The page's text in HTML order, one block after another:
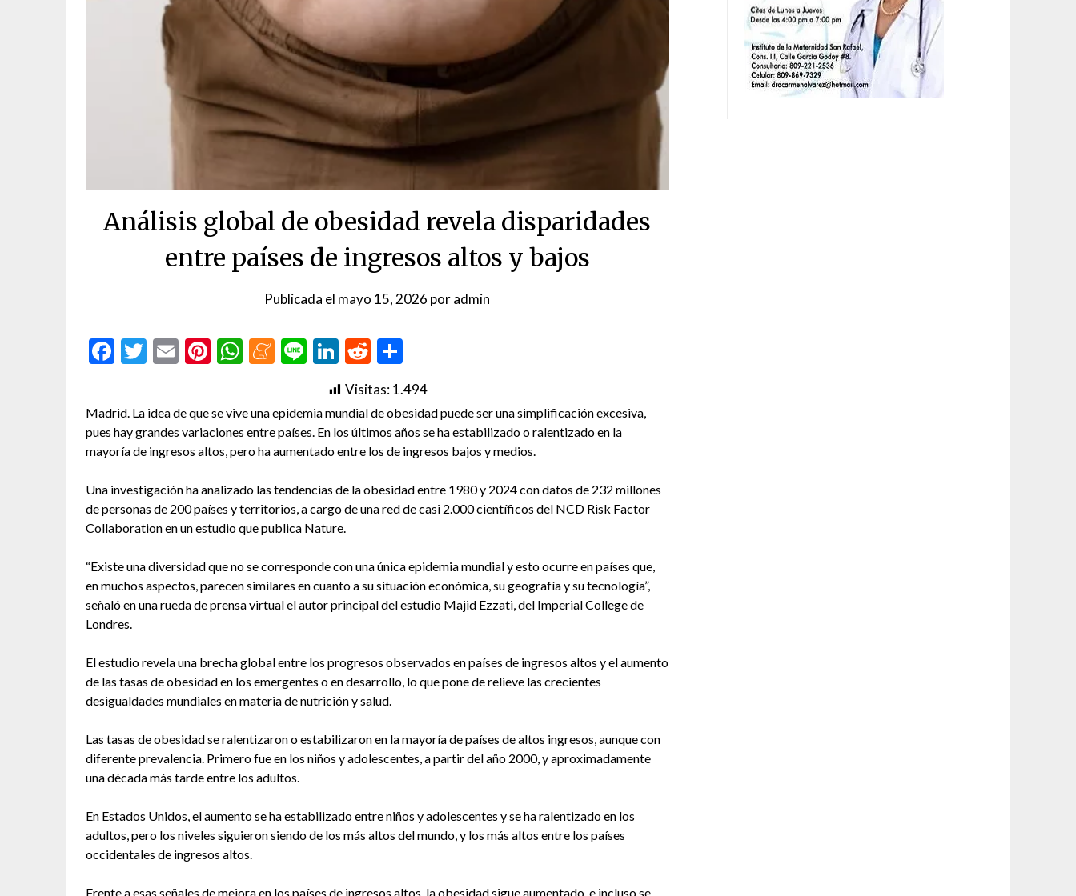
Análisis global de obesidad revela disparidades
entre países de ingresos altos y bajos
Publicada el mayo 15, 2026 poradmin
Facebook
Twitter
EmailPinterest
WhatsApp
Meneame
LineLinkedIn
Reddit
Visitas:1.494
Madrid. La idea de que se vive una epidemia mundial de obesidad puede ser una simplificación excesiva,
pues hay grandes variaciones entre países. En los últimos años se ha estabilizado o ralentizado en la
mayoría de ingresos altos, pero ha aumentado entre los de ingresos bajos y medios.
Una investigación ha analizado las tendencias de la obesidad entre 1980 y 2024 con datos de 232 millones
de personas de 200 países y territorios, a cargo de una red de casi 2.000 científicos del NCD Risk Factor
Collaboration en un estudio que publica Nature.
“Existe una diversidad que no se corresponde con una única epidemia mundial y esto ocurre en países que,
en muchos aspectos, parecen similares en cuanto a su situación económica, su geografía y su tecnología”,
señaló en una rueda de prensa virtual el autor principal del estudio Majid Ezzati, del Imperial College de
Londres.
El estudio revela una brecha global entre los progresos observados en países de ingresos altos y el aumento
de las tasas de obesidad en los emergentes o en desarrollo, lo que pone de relieve las crecientes
desigualdades mundiales en materia de nutrición y salud.
Las tasas de obesidad se ralentizaron o estabilizaron en la mayoría de países de altos ingresos, aunque con
diferente prevalencia. Primero fue en los niños y adolescentes, a partir del año 2000, y aproximadamente
una década más tarde entre los adultos.
En Estados Unidos, el aumento se ha estabilizado entre niños y adolescentes y se ha ralentizado en los
adultos, pero los niveles siguieron siendo de los más altos del mundo, y los más altos entre los países
occidentales de ingresos altos.
Frente a esas señales de mejora en los países de ingresos altos, la obesidad sigue aumentado, e incluso se